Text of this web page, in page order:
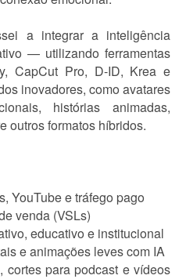
a integrar a inteligência
— utilizando ferramentas
CapCut Pro, D-ID, Krea e
inovadores, como avatares
histórias animadas,
outros formatos híbridos.
YouTube e tráfego pago
venda (VSLs)
educativo e institucional
e animações leves com IA
para podcast e vídeos